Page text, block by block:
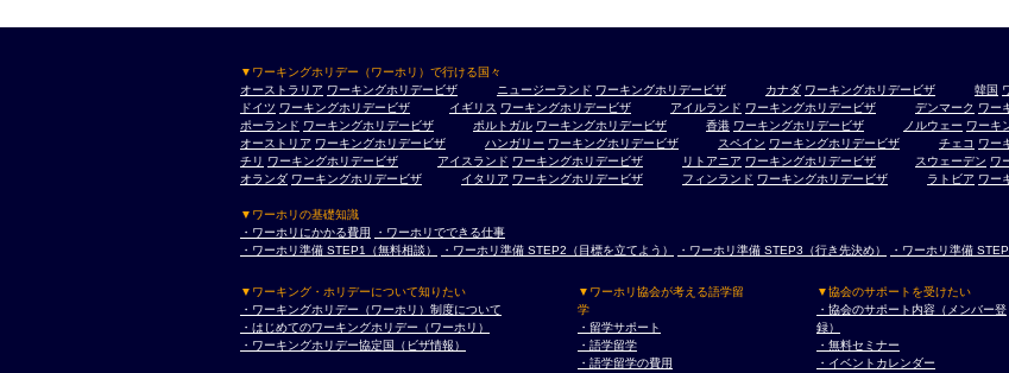
▼ワーキングホリデー（ワーホリ）で行ける国々
オーストラリア ワーキングホリデービザ ニュージーランド ワーキングホリデービザ カナダ ワーキングホリデービザ 韓国
ドイツ ワーキングホリデービザ イギリス ワーキングホリデービザ アイルランド ワーキングホリデービザ デンマーク ワー
ポーランド ワーキングホリデービザ ポルトガル ワーキングホリデービザ 香港 ワーキングホリデービザ ノルウェー ワーキ
オーストリア ワーキングホリデービザ ハンガリー ワーキングホリデービザ スペイン ワーキングホリデービザ チェコ ワー
チリ ワーキングホリデービザ アイスランド ワーキングホリデービザ リトアニア ワーキングホリデービザ スウェーデン ワ
オランダ ワーキングホリデービザ イタリア ワーキングホリデービザ フィンランド ワーキングホリデービザ ラトビア ワー
▼ワーホリの基礎知識
・ワーホリにかかる費用
・ワーホリでできる仕事
・ワーホリ準備 STEP1（無料相談）
・ワーホリ準備 STEP2（目標を立てよう） ・ワーホリ準備 STEP3（行き先決め） ・ワーホリ準備
▼ワーキング・ホリデーについて知りたい
・ワーキングホリデー（ワーホリ）制度について
・はじめてのワーキングホリデー（ワーホリ）
・ワーキングホリデー協定国（ビザ情報）
▼ワーホリ協会が考える語学留
学
・留学サポート
・語学留学
・語学留学の費用
▼協会のサポートを受けたい
・協会のサポート内容（メンバー登
録）
・無料セミナー
・イベントカレンダー